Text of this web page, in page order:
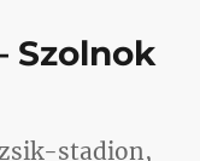
Szolnok
stadion,